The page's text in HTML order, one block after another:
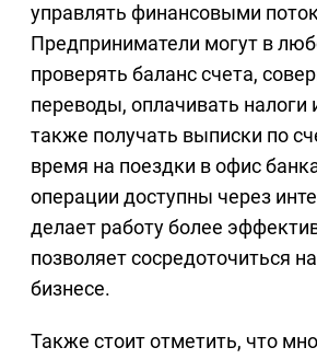
управлять финансовыми
Предприниматели могут в
проверять баланс счета,
переводы, оплачивать налоги
также получать выписки по
время на поездки в офис
операции доступны через
делает работу более
позволяет сосредоточиться
бизнесе.
Также стоит отметить, что